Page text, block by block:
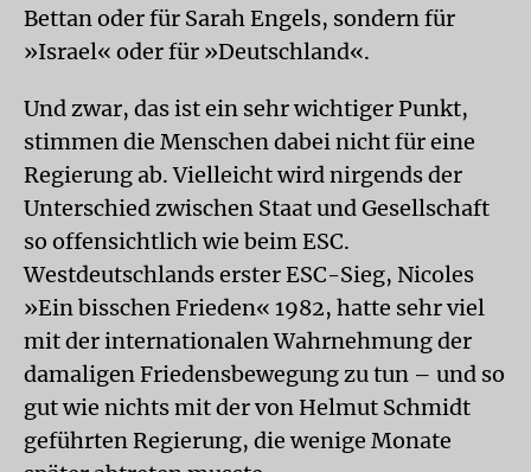
Bettan oder für Sarah Engels, sondern für
»Israel« oder für »Deutschland«.
Und zwar, das ist ein sehr wichtiger Punkt,
stimmen die Menschen dabei nicht für eine
Regierung ab. Vielleicht wird nirgends der
Unterschied zwischen Staat und Gesellschaft
so offensichtlich wie beim ESC.
Westdeutschlands erster ESC-Sieg, Nicoles
»Ein bisschen Frieden« 1982, hatte sehr viel
mit der internationalen Wahrnehmung der
damaligen Friedensbewegung zu tun – und so
gut wie nichts mit der von Helmut Schmidt
geführten Regierung, die wenige Monate